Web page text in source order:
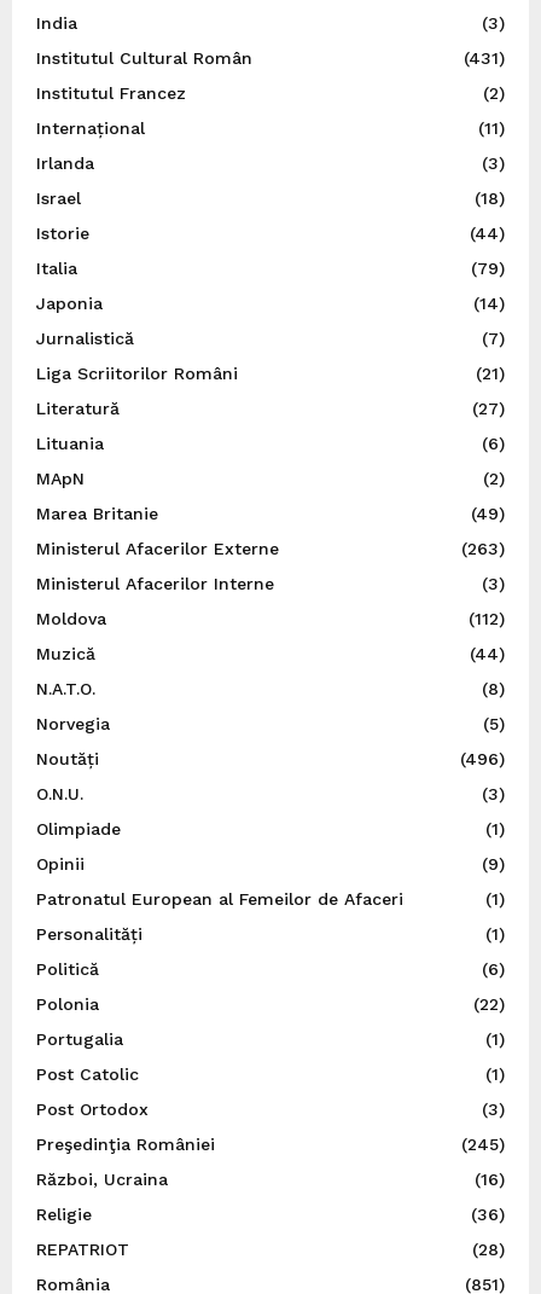
India
(3)
Institutul Cultural Român
(431)
Institutul Francez
(2)
Internațional
(11)
Irlanda
(3)
Israel
(18)
Istorie
(44)
Italia
(79)
Japonia
(14)
Jurnalistică
(7)
Liga Scriitorilor Români
(21)
Literatură
(27)
Lituania
(6)
MApN
(2)
Marea Britanie
(49)
Ministerul Afacerilor Externe
(263)
Ministerul Afacerilor Interne
(3)
Moldova
(112)
Muzică
(44)
N.A.T.O.
(8)
Norvegia
(5)
Noutăți
(496)
O.N.U.
(3)
Olimpiade
(1)
Opinii
(9)
Patronatul European al Femeilor de Afaceri
(1)
Personalități
(1)
Politică
(6)
Polonia
(22)
Portugalia
(1)
Post Catolic
(1)
Post Ortodox
(3)
Preşedinţia României
(245)
Război, Ucraina
(16)
Religie
(36)
REPATRIOT
(28)
România
(851)